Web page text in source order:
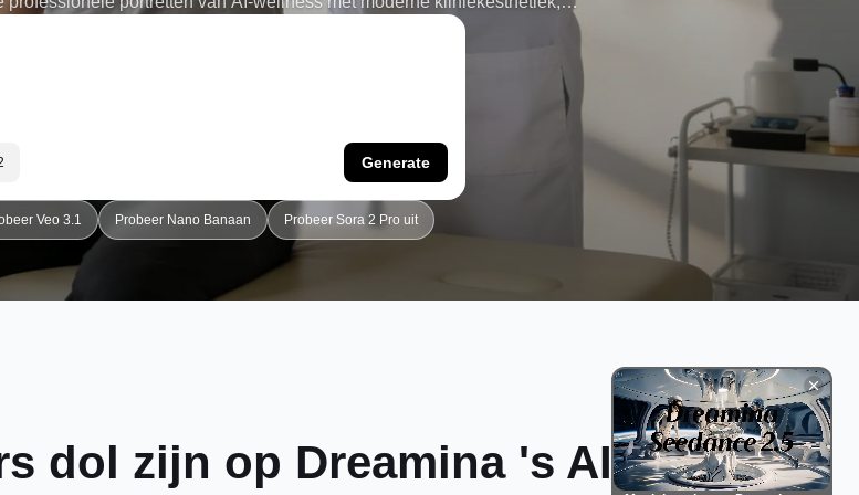
Of u nu een gepolijste profielfoto van een fysiotherapeut,
of een realistische foto van een AI-revalidatietherapeut wilt,
te maken die er zelfverzekerd, zorgzaam en echt professioneel
Generate
Veo 3.1 Probeer Nano Banaan Probeer Sora 2 Pro uit
dol zijn op Dreamina 's AI-